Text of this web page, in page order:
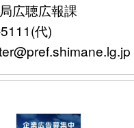
広聴広報課
代)